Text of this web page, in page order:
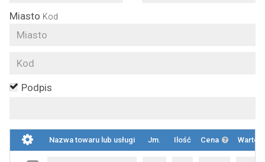
Miasto Kod
Podpis
Nazwa towaru lub usługi Jm. Ilość Cena